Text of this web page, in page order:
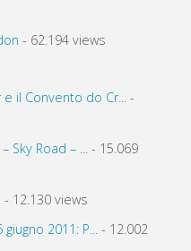
- 62.194 views
il Convento do Cr...-
Sky Road – ...- 15.069
- 12.130 views
2011: P...
- 12.002